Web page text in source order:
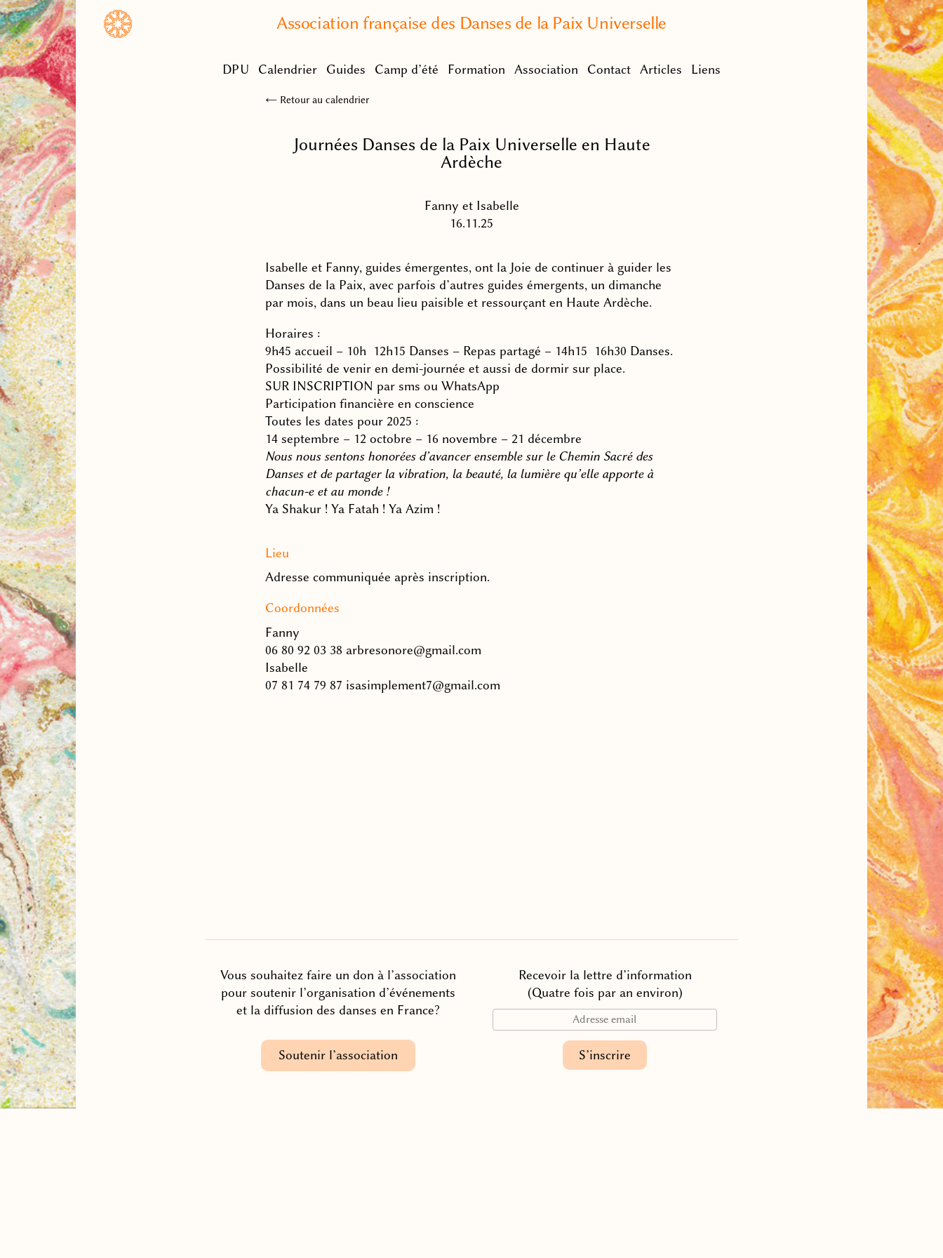
Association française des Danses de la Paix Universelle
DPU Calendrier Guides Camp d’été Formation Association Contact Articles Liens
← Retour au calendrier
Journées Danses de la Paix Universelle en Haute
Ardèche
Fanny et Isabelle
16.11.25
Isabelle et Fanny, guides émergentes, ont la Joie de continuer à guider les
Danses de la Paix, avec parfois d’autres guides émergents, un dimanche
par mois, dans un beau lieu paisible et ressourçant en Haute Ardèche.
Horaires :
9h45 accueil – 10h 12h15 Danses – Repas partagé – 14h15 16h30 Danses.
Possibilité de venir en demi-journée et aussi de dormir sur place.
SUR INSCRIPTION par sms ou WhatsApp
Participation financière en conscience
Toutes les dates pour 2025 :
14 septembre – 12 octobre – 16 novembre – 21 décembre
Nous nous sentons honorées d’avancer ensemble sur le Chemin Sacré des
Danses et de partager la vibration, la beauté, la lumière qu’elle apporte à
chacun-e et au monde !
Ya Shakur ! Ya Fatah ! Ya Azim !
Lieu
Adresse communiquée après inscription.
Coordonnées
Fanny
06 80 92 03 38 arbresonore@gmail.com
Isabelle
07 81 74 79 87 isasimplement7@gmail.com
Vous souhaitez faire un don à l’association
pour soutenir l’organisation d’événements
et la diffusion des danses en France?
Soutenir l’association
Recevoir la lettre d’information
(Quatre fois par an environ)